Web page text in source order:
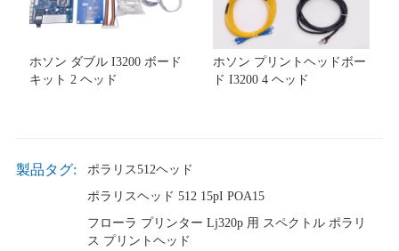
ホソン ダブル I3200 ボード
キット 2 ヘッド
ホソン プリントヘッドボー
ド I3200 4 ヘッド
製品タグ:
ポラリス512ヘッド
ポラリスヘッド 512 15pI POA15
フローラ プリンター Lj320p 用 スペクトル ポラリ
ス プリントヘッド